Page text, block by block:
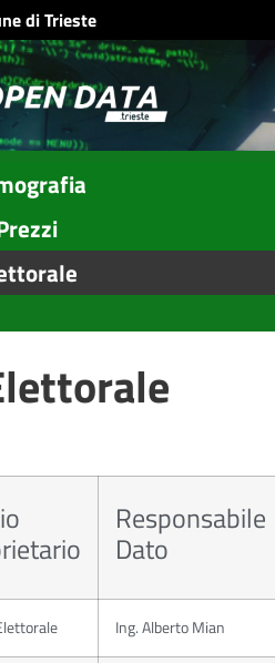
di Trieste
Responsabile
Dato
Ing. Alberto Mian